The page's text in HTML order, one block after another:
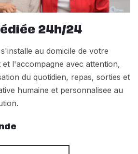
24h/24
au domicile de votre
l'accompagne avec attention,
du quotidien, repas, sorties et
humaine et personnalisee au